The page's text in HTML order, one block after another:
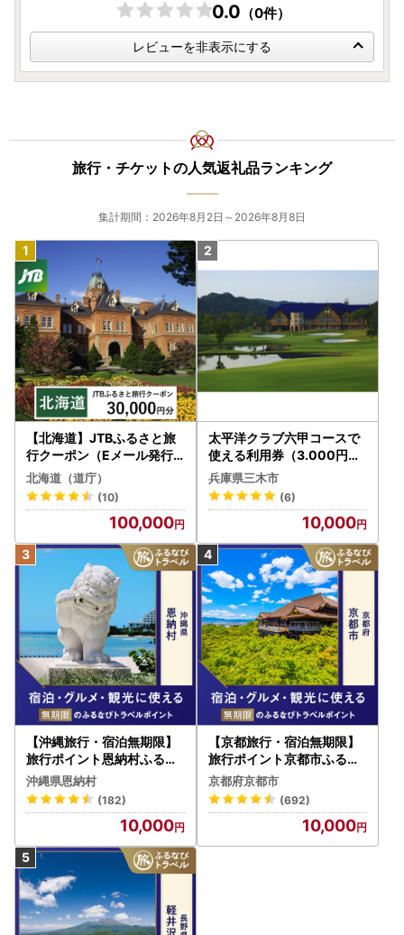
0.0 （0件）
レビューを非表示にする
旅行・チケットの人気返礼品ランキング
集計期間：2026年8月2日～2026年8月8日
【北海道】JTBふるさと旅
行クーポン（Eメール発行
）30,000円分 旅行 トラベ
ル 宿泊 人気 おすすめ JTB
W030T
北海道（道庁）
(10)
100,000
太平洋クラブ六甲コースで
使える利用券（3.000円分
）
兵庫県三木市
(6)
10,000
【沖縄旅行・宿泊無期限】
旅行ポイント恩納村ふるな
びトラベルポイント
沖縄県恩納村
(182)
10,000
【京都旅行・宿泊無期限】
旅行ポイント京都市ふるな
びトラベルポイント
京都府京都市
(692)
10,000